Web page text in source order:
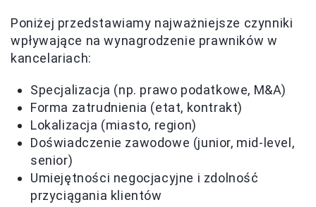
Poniżej przedstawiamy najważniejsze czynniki
wpływające na wynagrodzenie prawników w
kancelariach:
Specjalizacja (np. prawo podatkowe, M&A)
Forma zatrudnienia (etat, kontrakt)
Lokalizacja (miasto, region)
Doświadczenie zawodowe (junior, mid-level,
senior)
Umiejętności negocjacyjne i zdolność
przyciągania klientów